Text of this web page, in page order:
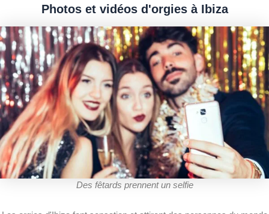
Photos et vidéos d'orgies à Ibiza
Des fêtards prennent un selfie